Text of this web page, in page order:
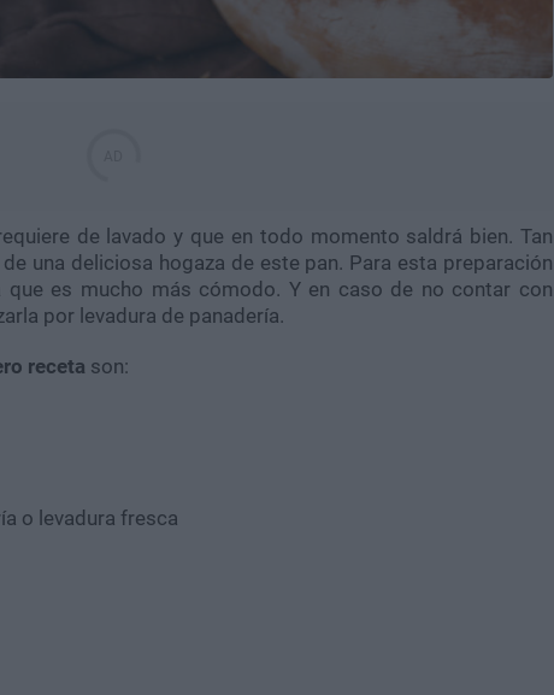
de lavado y que en todo momento saldrá bien. Tan
una deliciosa hogaza de este pan. Para esta preparación
que es mucho más cómodo. Y en caso de no contar con
por levadura de panadería.
receta son:
o levadura fresca